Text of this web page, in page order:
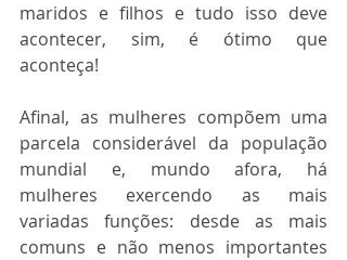
maridos e filhos e tudo isso deve
acontecer, sim, é ótimo que
aconteça!
Afinal, as mulheres compõem uma
parcela considerável da população
mundial e, mundo afora, há
mulheres exercendo as mais
variadas funções: desde as mais
comuns e não menos importantes